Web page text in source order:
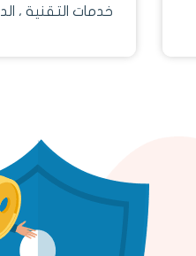
خدمات التقنية ،
ممكنة